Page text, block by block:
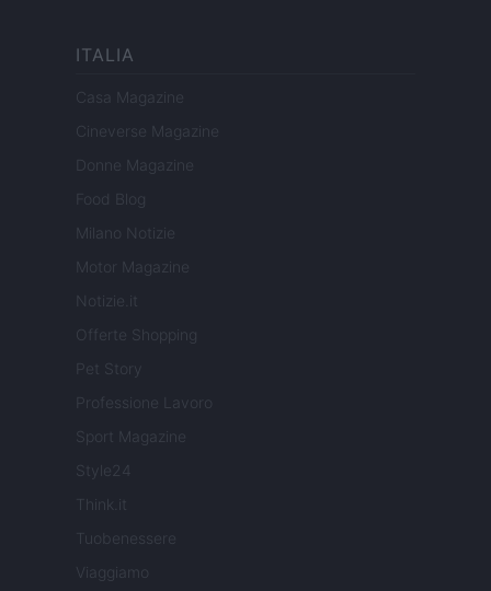
ITALIA
Casa Magazine
Cineverse Magazine
Donne Magazine
Food Blog
Milano Notizie
Motor Magazine
Notizie.it
Offerte Shopping
Pet Story
Professione Lavoro
Sport Magazine
Style24
Think.it
Tuobenessere
Viaggiamo